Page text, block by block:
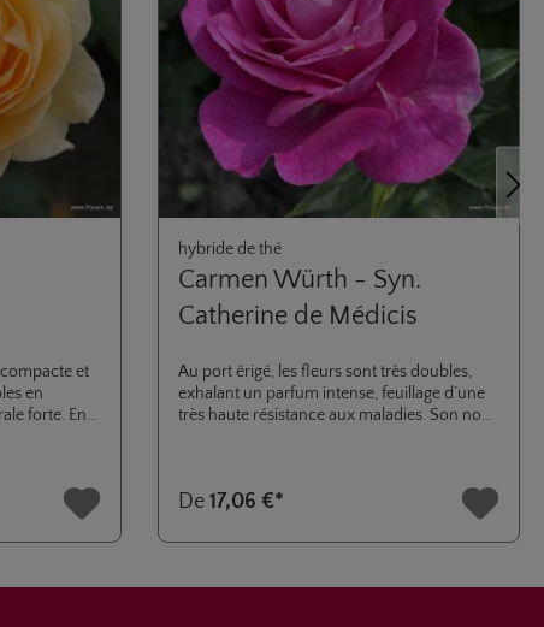
et
en
forte. En
outre, la
hybride de thé
Carmen Würth - Syn.
Catherine de Médicis
Au port érigé, les fleurs sont très doubles,
exhalant un parfum intense, feuillage d’une
très haute résistance aux maladies. Son nom
des accords citriques et fruités de litchi et
cœur est douce et équilibrée. Elle change
géranium et enveloppe le nez avec son
De17,06 €*